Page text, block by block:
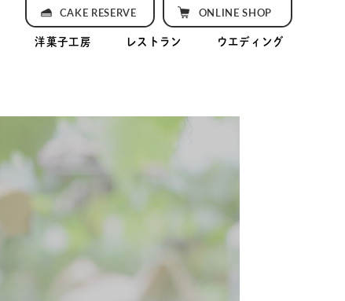
洋菓子工房 レストラン ウエディング
CAKE RESERVE ONLINE SHOP